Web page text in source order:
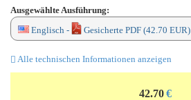
Ausgewählte Ausführung:
Englisch -
Gesicherte PDF (42.70 EUR)
Alle technischen Informationen anzeigen
42.70 €